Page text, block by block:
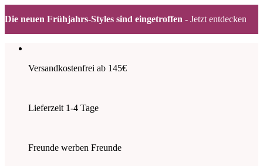
Die neuen Frühjahrs-Styles sind eingetroffen - Jetzt entdecken
Inhalt
Versandkostenfrei ab 145€
Lieferzeit 1-4 Tage
Freunde werben Freunde